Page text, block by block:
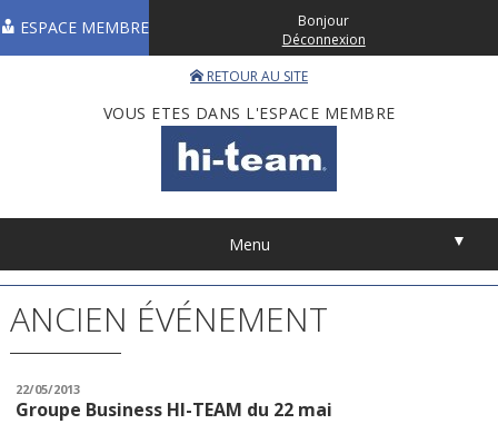
ESPACE MEMBRE
Bonjour
Déconnexion
VOUS ETES DANS L'ESPACE MEMBRE
RETOUR AU SITE
Menu ▼
ANCIEN ÉVÉNEMENT
22/05/2013
Groupe Business HI-TEAM du 22 mai